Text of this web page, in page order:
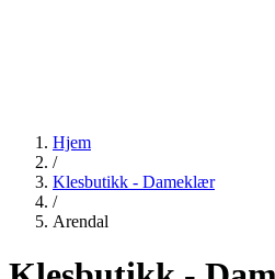
Hjem
/
Klesbutikk - Dameklær
/
Arendal